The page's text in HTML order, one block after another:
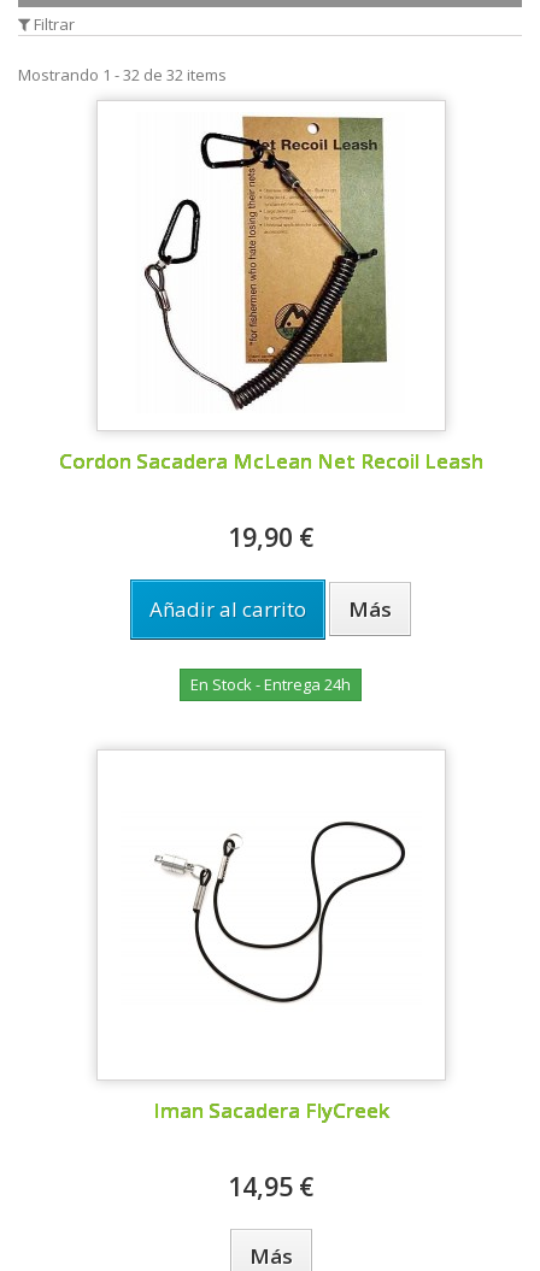
Filtrar
Mostrando 1 - 32 de 32 items
Cordon Sacadera McLean Net Recoil Leash
19,90 €
Añadir al carrito Más
En Stock - Entrega 24h
Iman Sacadera FlyCreek
14,95 €
Más